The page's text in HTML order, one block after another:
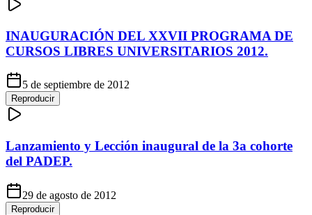
INAUGURACIÓN DEL XXVII PROGRAMA DE
CURSOS LIBRES UNIVERSITARIOS 2012.
5 de septiembre de 2012
Reproducir
Lanzamiento y Lección inaugural de la 3a cohorte
del PADEP.
29 de agosto de 2012
Reproducir